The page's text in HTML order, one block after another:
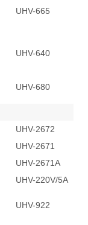
UHV-665
UHV-640
UHV-680
UHV-2672
UHV-2671
UHV-2671A
UHV-220V/5A
UHV-922